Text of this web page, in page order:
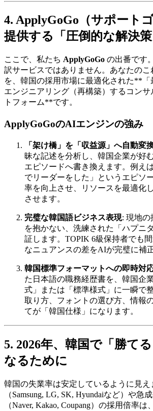
4. ApplyGoGo（サポート
提供する「圧倒的な解決策
ここで、私たち ​ ApplyGoGo の出番です
訳サービスではありません。あなたのこ
を、韓国の採用市場に最適化された**「
エンジニアリング（再構築）するコンサ
トフォーム**です。
ApplyGoGoのAIエンジンの強み
「架け橋」を「収益源」へ自動変
昧な記述を分析し、韓国企業が好
エピソードへ書き換えます。例え
でリーダーをした」というエピソ
率を向上させ、リソースを最適化
させます。
完璧な韓国語ビジネス表現: 現地の
を抱かない、洗練された「ハプニ
証します。TOPIK 6級保持者でも
なニュアンスの差をAIが完璧に補
韓国標準フォーマットへの即時対
た日本語の職務経歴書を、韓国企
式」または「標準様式」に一瞬で
取り方、フォントの選び方、情報
てが「韓国仕様」になります。
5. 2026年、韓国で「勝て
なるために
韓国の失業率は安定しているように見え
（Samsung, LG, SK, Hyundaiなど）や急
（Naver, Kakao, Coupang）の採用倍率